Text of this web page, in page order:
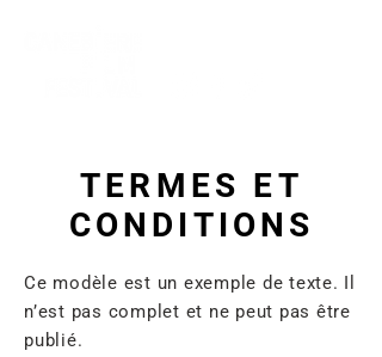
TERMES ET
CONDITIONS
Ce modèle est un exemple de texte. Il
n’est pas complet et ne peut pas être
publié.